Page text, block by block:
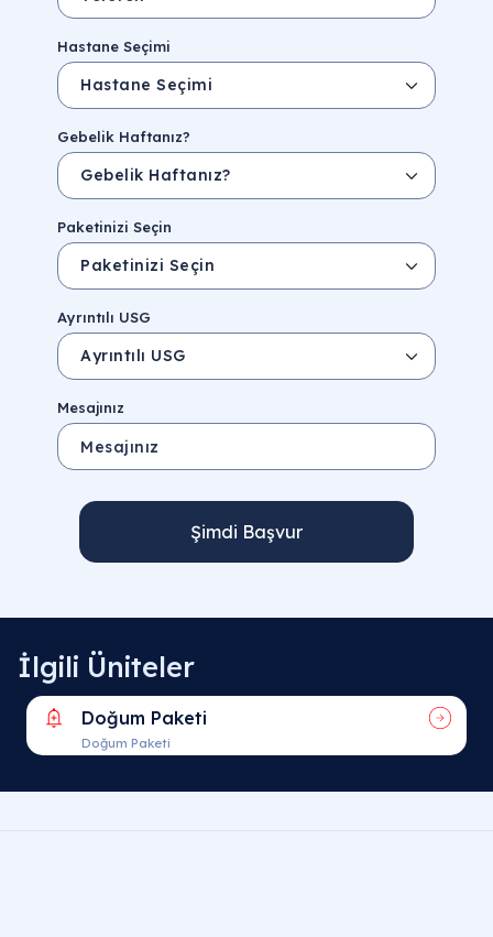
Hastane Seçimi
Gebelik Haftanız?
Paketinizi Seçin
Ayrıntılı USG
Mesajınız
Şimdi Başvur
İlgili Üniteler
Doğum Paketi
Doğum Paketi